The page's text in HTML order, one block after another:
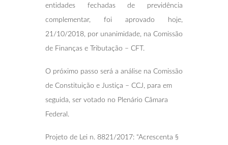
entidades fechadas de previdência
complementar, foi aprovado hoje,
21/10/2018, por unanimidade, na Comissão
de Finanças e Tributação – CFT.
O próximo passo será a análise na Comissão
de Constituição e Justiça – CCJ, para em
seguida, ser votado no Plenário Câmara
Federal.
Projeto de Lei n. 8821/2017: “Acrescenta §